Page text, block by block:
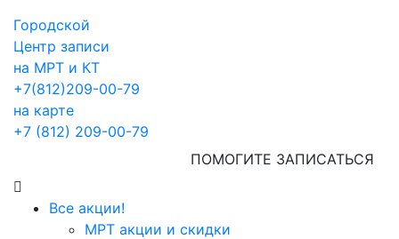
Городской
Центр записи
на МРТ и КТ
+7(812)209-00-79
на карте
+7 (812) 209-00-79
ПОМОГИТЕ ЗАПИСАТЬСЯ
Все акции!
МРТ акции и скидки